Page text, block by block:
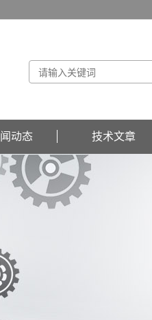
动态 技术文章